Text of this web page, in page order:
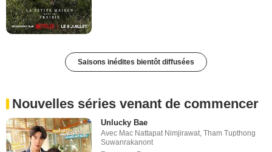
Saisons inédites bientôt diffusées
Nouvelles séries venant de commencer
Unlucky Bae
Avec Mac Nattapat Nimjirawat,Tham Tupthong
Suwanrakanont